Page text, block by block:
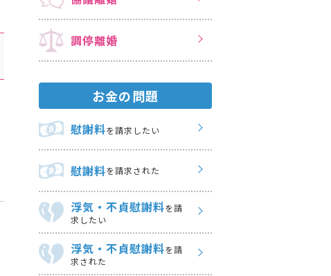
調停離婚
お金の問題
慰謝料を請求したい
慰謝料を請求された
浮気・不貞慰謝料を請
求したい
浮気・不貞慰謝料を請
求された